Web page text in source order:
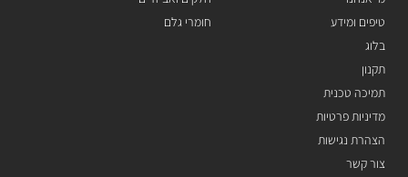
טיפים ומידע
בלוג
תקנון
תמיכה טכנית
מדיניות פרטיות
הצהרת נגישות
צור קשר
חומרי גלם